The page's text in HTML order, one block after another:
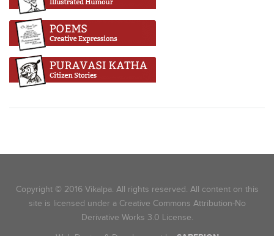
Copyright © 2016 Vikalpa. All rights reserved. All content on this
site is licensed under a Creative Commons Attribution-No
Derivative Works 3.0 License.